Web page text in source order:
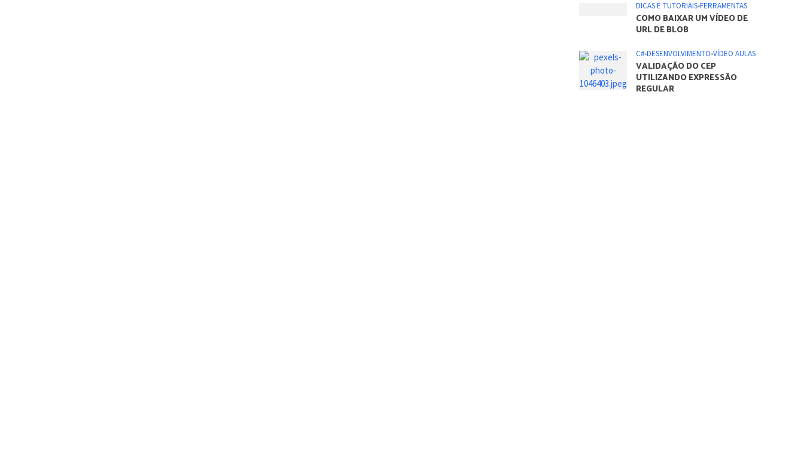
DICAS E TUTORIAIS•FERRAMENTAS
COMO BAIXAR UM VÍDEO DE
URL DE BLOB
C#•DESENVOLVIMENTO•VÍDEO AULAS
VALIDAÇÃO DO CEP
UTILIZANDO EXPRESSÃO
REGULAR